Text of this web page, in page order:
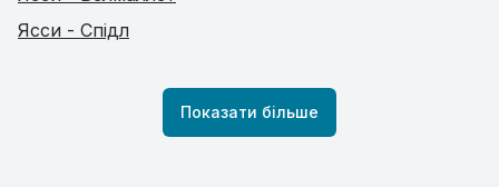
Ясси - Спідл
Показати більше